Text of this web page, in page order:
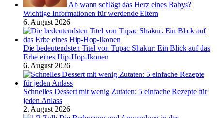
Ab wann schlägt das Herz eines Babys?
Wichtige Informationen für werdende Eltern
6. August 2026
Die bedeutendsten Titel von Tupac Shakur: Ein Blick auf das
Erbe eines Hip-Hop-Ikonen
6. August 2026
Schnelles Dessert mit wenig Zutaten: 5 einfache Rezepte für
jeden Anlass
2. August 2026